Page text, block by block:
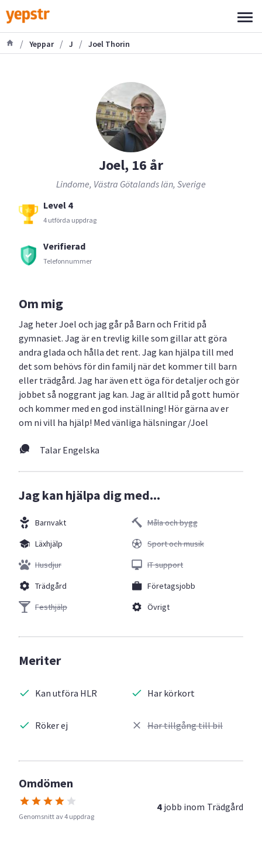
/ Yeppar / J / Joel Thorin
Joel, 16 år
Lindome, Västra Götalands län, Sverige
Level 4
4 utförda uppdrag
Verifierad
Telefonnummer
Om mig
Jag heter Joel och jag går på Barn och Fritid på
gymnasiet. Jag är en trevlig kille som gillar att göra
andra glada och hålla det rent. Jag kan hjälpa till med
det som behövs för din familj när det kommer till barn
eller trädgård. Jag har även ett öga för detaljer och gör
jobbet så noggrant jag kan. Jag är alltid på gott humör
och kommer med en god inställning! Hör gärna av er
om ni vill ha hjälp! Med vänliga hälsningar /Joel
Talar Engelska
Jag kan hjälpa dig med...
Barnvakt
Läxhjälp
Husdjur
Trädgård
Festhjälp
Måla och bygg
Sport och musik
IT support
Företagsjobb
Övrigt
Meriter
Kan utföra HLR
Röker ej
Har körkort
Har tillgång till bil
Omdömen
Genomsnitt av 4 uppdrag
4 jobb inom Trädgård